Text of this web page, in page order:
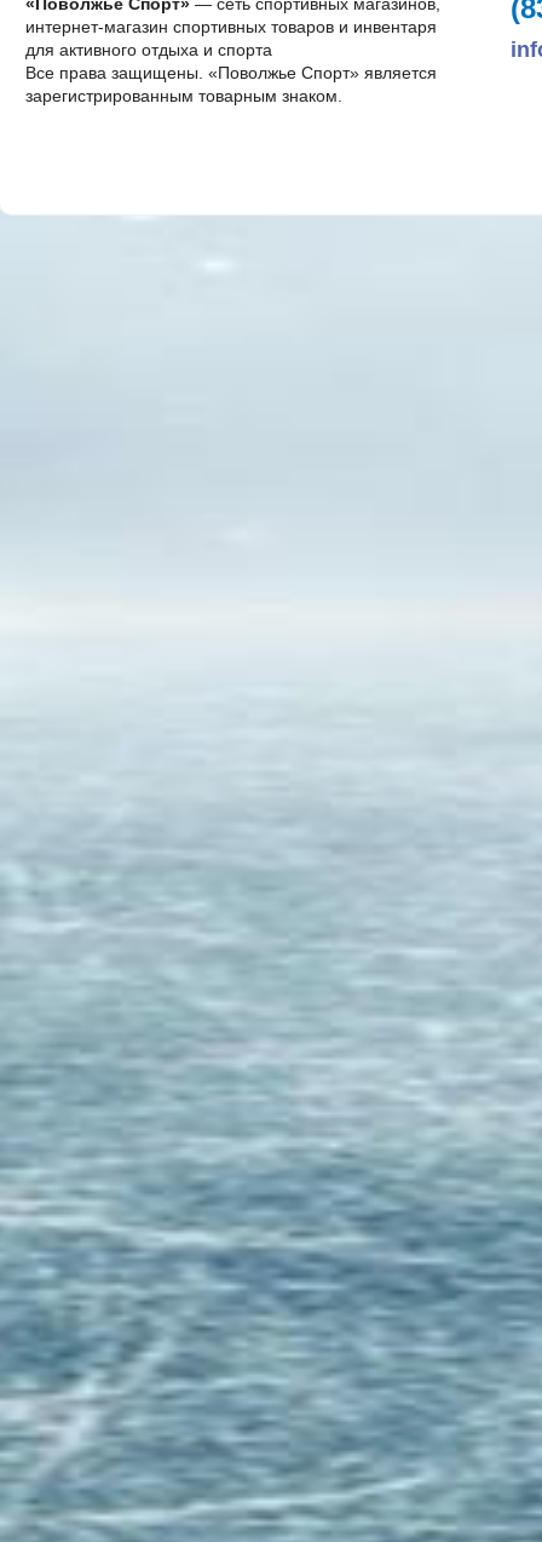
интернет-магазин спортивных товаров и инвентаря
для активного отдыха и спорта
Все права защищены. «Поволжье Спорт» является
зарегистрированным товарным знаком.